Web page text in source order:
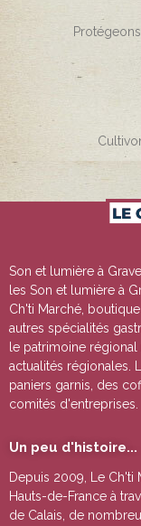
Son et lumière à
les Son et lumière à
Ch'ti Marché,
autres spécialités
le patrimoine
actualités régionales.
paniers garnis, des
comités d'entreprises.
Un peu d'histoire...
Depuis 2009, Le Ch'ti
Hauts-de-France à
de Calais, de